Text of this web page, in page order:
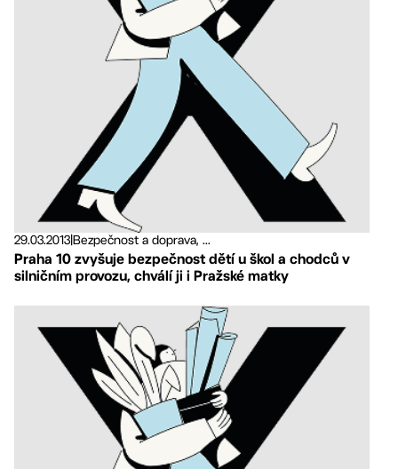
29.03.2013Bezpečnost a doprava, ...
Praha 10 zvyšuje bezpečnost dětí u škol a chodců v
silničním provozu, chválí ji i Pražské matky